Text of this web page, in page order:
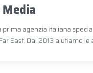
prima agenzia italiana
East. Dal 2013 aiutiamo